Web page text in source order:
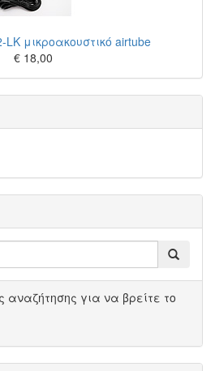
LK μικροακουστικό airtube
€ 18,00
αναζήτησης για να βρείτε το